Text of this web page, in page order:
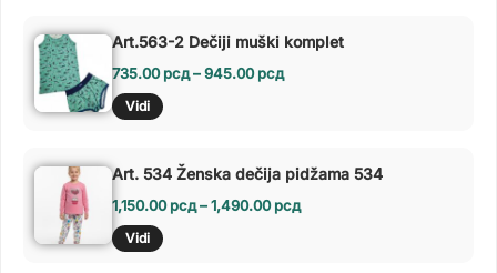
Art.563-2 Dečiji muški komplet
735.00рсд–945.00рсд
Vidi
Art. 534 Ženska dečija pidžama 534
1,150.00рсд–1,490.00рсд
Vidi